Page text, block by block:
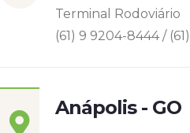
Terminal Rodoviário
(61) 9 9204-8444 /
Anápolis - GO